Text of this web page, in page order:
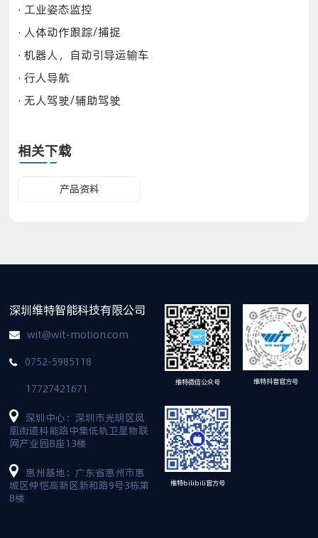
· 工业姿态监控
· 人体动作跟踪/捕捉
· 机器人，自动引导运输车
· 行人导航
· 无人驾驶/辅助驾驶
相关下载
产品资料
深圳维特智能科技有限公司
wit@wit-motion.com
0752-5985118
17727421671
深圳中心：深圳市光明区凤
凰街道科能路中集低轨卫星物联
网产业园B座13楼
惠州基地：广东省惠州市惠
城区仲恺高新区新和路9号3栋第
8楼
维特微信公众号 维特抖音官方号
维特bilibili官方号